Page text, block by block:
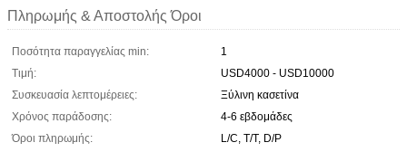
Πληρωμής & Αποστολής Όροι
Ποσότητα παραγγελίας min:
1
Τιμή:
USD4000 - USD10000
Συσκευασία λεπτομέρειες:
Ξύλινη κασετίνα
Χρόνος παράδοσης:
4-6 εβδομάδες
Όροι πληρωμής:
L/C, T/T, D/P